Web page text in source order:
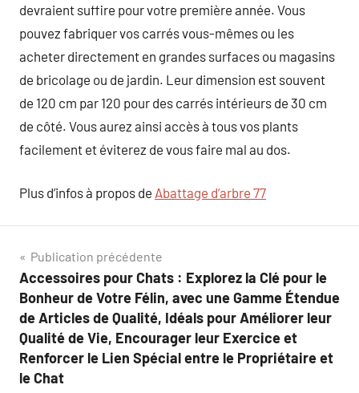
devraient suffire pour votre première année. Vous
pouvez fabriquer vos carrés vous-mêmes ou les
acheter directement en grandes surfaces ou magasins
de bricolage ou de jardin. Leur dimension est souvent
de 120 cm par 120 pour des carrés intérieurs de 30 cm
de côté. Vous aurez ainsi accès à tous vos plants
facilement et éviterez de vous faire mal au dos.
Plus d’infos à propos de Abattage d’arbre 77
Navigation
de
l’article
Publication précédente
Accessoires pour Chats : Explorez la Clé pour le
Bonheur de Votre Félin, avec une Gamme Étendue
de Articles de Qualité, Idéals pour Améliorer leur
Qualité de Vie, Encourager leur Exercice et
Renforcer le Lien Spécial entre le Propriétaire et
le Chat